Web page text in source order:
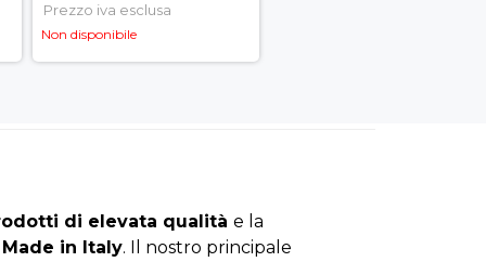
Prezzo iva esclusa
Non disponibile
di elevata qualità e la
Made in Italy. Il nostro principale